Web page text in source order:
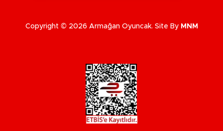
Copyright © 2026 Armağan Oyuncak. Site By MNM